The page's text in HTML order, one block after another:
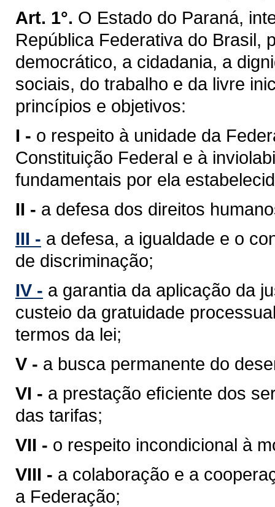
Art. 1°. O Estado do Paraná,
República Federativa do Brasil,
democrático, a cidadania, a
sociais, do trabalho e da livre
princípios e objetivos:
I - o respeito à unidade da
Constituição Federal e à
fundamentais por ela
II - a defesa dos direitos
III - a defesa, a igualdade e o
de discriminação;
IV - a garantia da aplicação da
custeio da gratuidade
termos da lei;
V - a busca permanente do
VI - a prestação eﬁciente dos
das tarifas;
VII - o respeito incondicional à
VIII - a colaboração e a
a Federação;